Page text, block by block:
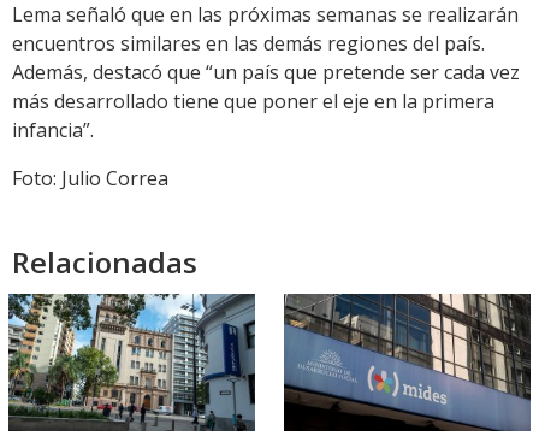
Lema señaló que en las próximas semanas se realizarán
encuentros similares en las demás regiones del país.
Además, destacó que “un país que pretende ser cada vez
más desarrollado tiene que poner el eje en la primera
infancia”.
Foto: Julio Correa
Relacionadas